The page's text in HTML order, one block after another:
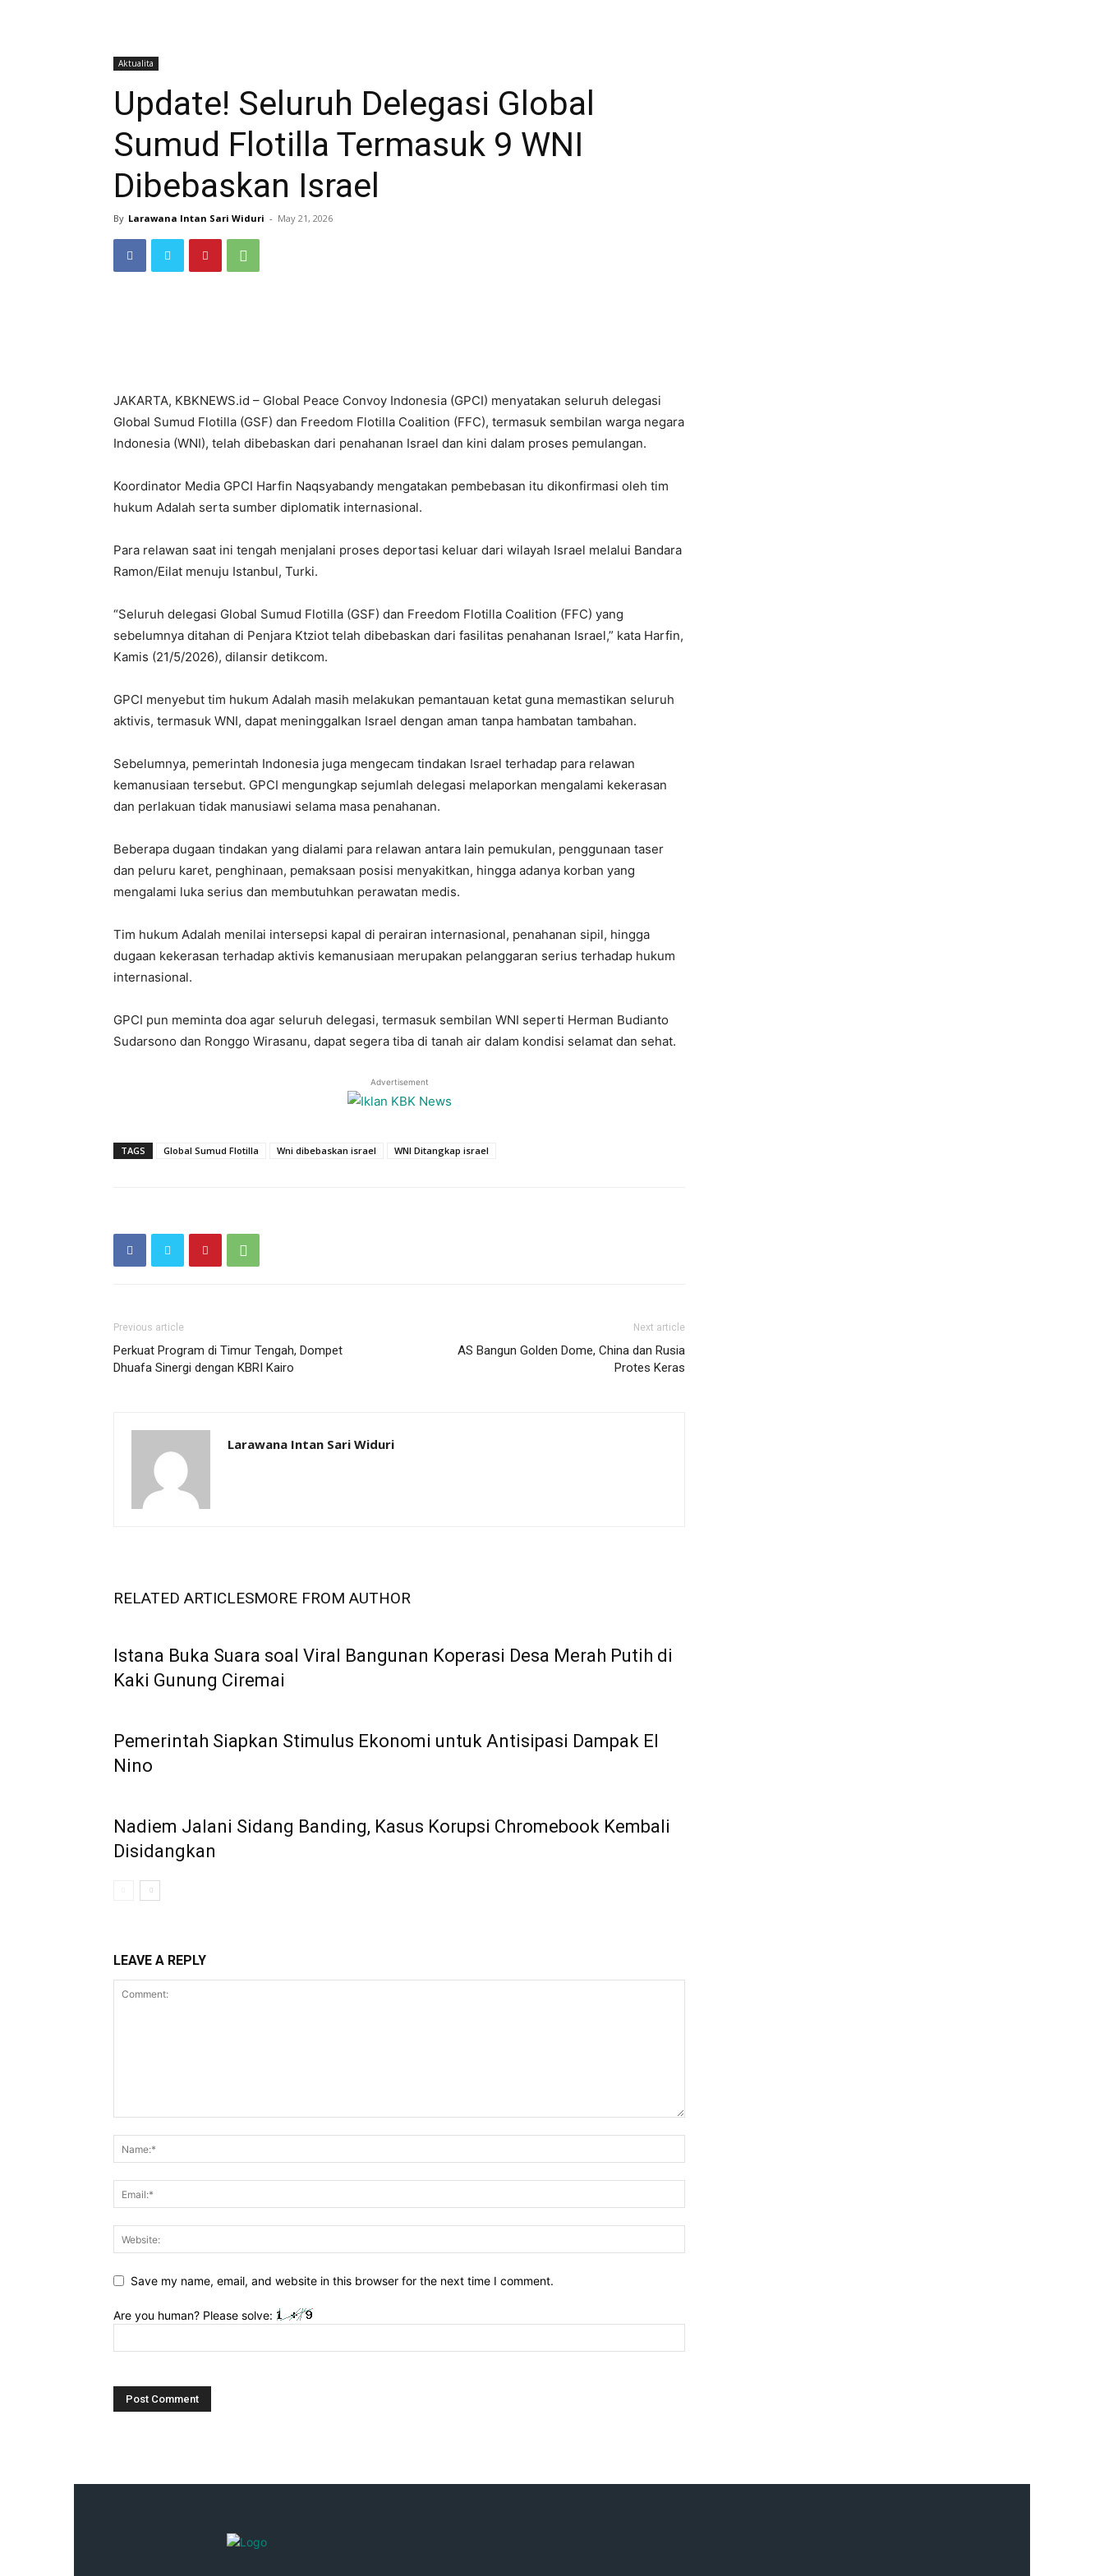
Aktualita
Update! Seluruh Delegasi Global
Sumud Flotilla Termasuk 9 WNI
Dibebaskan Israel
By Larawana Intan Sari Widuri - May 21, 2026
JAKARTA, KBKNEWS.id – Global Peace Convoy Indonesia (GPCI) menyatakan seluruh delegasi
Global Sumud Flotilla (GSF) dan Freedom Flotilla Coalition (FFC), termasuk sembilan warga negara
Indonesia (WNI), telah dibebaskan dari penahanan Israel dan kini dalam proses pemulangan.
Koordinator Media GPCI Harfin Naqsyabandy mengatakan pembebasan itu dikonfirmasi oleh tim
hukum Adalah serta sumber diplomatik internasional.
Para relawan saat ini tengah menjalani proses deportasi keluar dari wilayah Israel melalui Bandara
Ramon/Eilat menuju Istanbul, Turki.
“Seluruh delegasi Global Sumud Flotilla (GSF) dan Freedom Flotilla Coalition (FFC) yang
sebelumnya ditahan di Penjara Ktziot telah dibebaskan dari fasilitas penahanan Israel,” kata Harfin,
Kamis (21/5/2026), dilansir detikcom.
GPCI menyebut tim hukum Adalah masih melakukan pemantauan ketat guna memastikan seluruh
aktivis, termasuk WNI, dapat meninggalkan Israel dengan aman tanpa hambatan tambahan.
Sebelumnya, pemerintah Indonesia juga mengecam tindakan Israel terhadap para relawan
kemanusiaan tersebut. GPCI mengungkap sejumlah delegasi melaporkan mengalami kekerasan
dan perlakuan tidak manusiawi selama masa penahanan.
Beberapa dugaan tindakan yang dialami para relawan antara lain pemukulan, penggunaan taser
dan peluru karet, penghinaan, pemaksaan posisi menyakitkan, hingga adanya korban yang
mengalami luka serius dan membutuhkan perawatan medis.
Tim hukum Adalah menilai intersepsi kapal di perairan internasional, penahanan sipil, hingga
dugaan kekerasan terhadap aktivis kemanusiaan merupakan pelanggaran serius terhadap hukum
internasional.
GPCI pun meminta doa agar seluruh delegasi, termasuk sembilan WNI seperti Herman Budianto
Sudarsono dan Ronggo Wirasanu, dapat segera tiba di tanah air dalam kondisi selamat dan sehat.
Advertisement
TAGS Global Sumud Flotilla Wni dibebaskan israel WNI Ditangkap israel
Previous article
Perkuat Program di Timur Tengah, Dompet
Dhuafa Sinergi dengan KBRI Kairo
Next article
AS Bangun Golden Dome, China dan Rusia
Protes Keras
Larawana Intan Sari Widuri
RELATED ARTICLESMORE FROM AUTHOR
Istana Buka Suara soal Viral Bangunan Koperasi Desa Merah Putih di
Kaki Gunung Ciremai
Pemerintah Siapkan Stimulus Ekonomi untuk Antisipasi Dampak El
Nino
Nadiem Jalani Sidang Banding, Kasus Korupsi Chromebook Kembali
Disidangkan
LEAVE A REPLY
Save my name, email, and website in this browser for the next time I comment.
Are you human? Please solve: